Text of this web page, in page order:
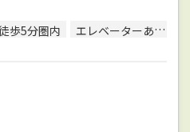
歩5分圏内 エレベーターあり